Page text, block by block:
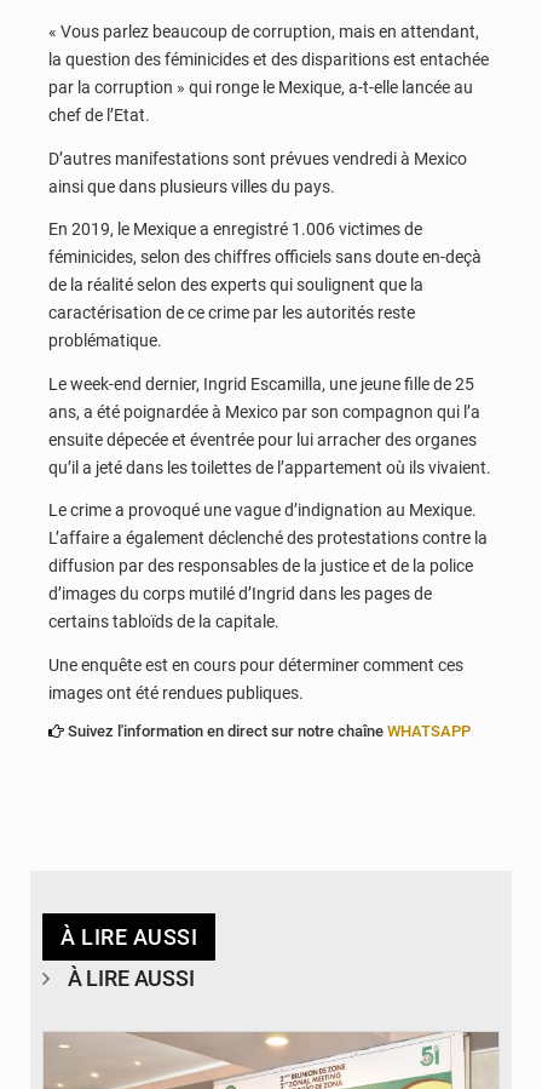
« Vous parlez beaucoup de corruption, mais en attendant,
la question des féminicides et des disparitions est entachée
par la corruption » qui ronge le Mexique, a-t-elle lancée au
chef de l’Etat.
D’autres manifestations sont prévues vendredi à Mexico
ainsi que dans plusieurs villes du pays.
En 2019, le Mexique a enregistré 1.006 victimes de
féminicides, selon des chiffres officiels sans doute en-deçà
de la réalité selon des experts qui soulignent que la
caractérisation de ce crime par les autorités reste
problématique.
Le week-end dernier, Ingrid Escamilla, une jeune fille de 25
ans, a été poignardée à Mexico par son compagnon qui l’a
ensuite dépecée et éventrée pour lui arracher des organes
qu’il a jeté dans les toilettes de l’appartement où ils vivaient.
Le crime a provoqué une vague d’indignation au Mexique.
L’affaire a également déclenché des protestations contre la
diffusion par des responsables de la justice et de la police
d’images du corps mutilé d’Ingrid dans les pages de
certains tabloïds de la capitale.
Une enquête est en cours pour déterminer comment ces
images ont été rendues publiques.
Suivez l'information en direct sur notre chaîne WHATSAPP
À LIRE AUSSI
À LIRE AUSSI